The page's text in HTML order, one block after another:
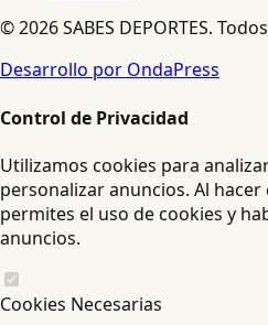
© 2026 SABES DEPORTES.
Desarrollo por OndaPress
Control de Privacidad
Utilizamos cookies para
personalizar anuncios. Al
permites el uso de cookies y
anuncios.
Cookies Necesarias